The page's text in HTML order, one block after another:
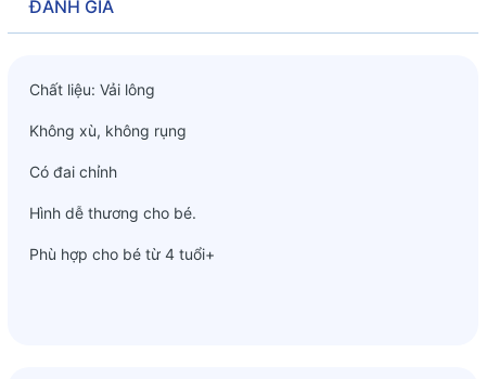
ĐÁNH GIÁ
Chất liệu: Vải lông
Không xù, không rụng
Có đai chỉnh
Hình dễ thương cho bé.
Phù hợp cho bé từ 4 tuổi+